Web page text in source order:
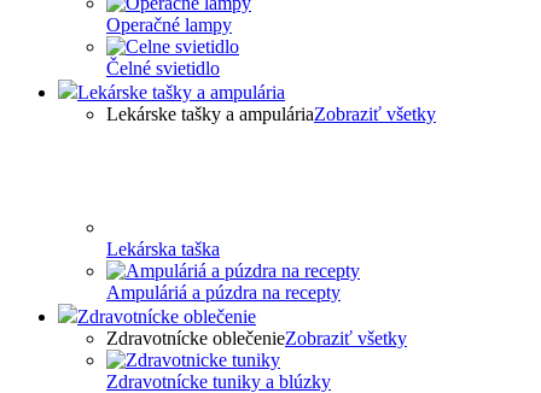
Operačné lampy
Čelné svietidlo
Lekárske tašky a ampulária
Lekárske tašky a ampuláriaZobraziť všetky
Lekárska taška
Ampuláriá a púzdra na recepty
Zdravotnícke oblečenie
Zdravotnícke oblečenieZobraziť všetky
Zdravotnícke tuniky a blúzky